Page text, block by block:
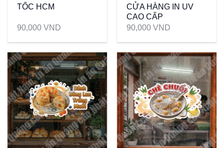
TỐC HCM
90,000 VND
CỬA HÀNG IN UV
CAO CẤP
90,000 VND